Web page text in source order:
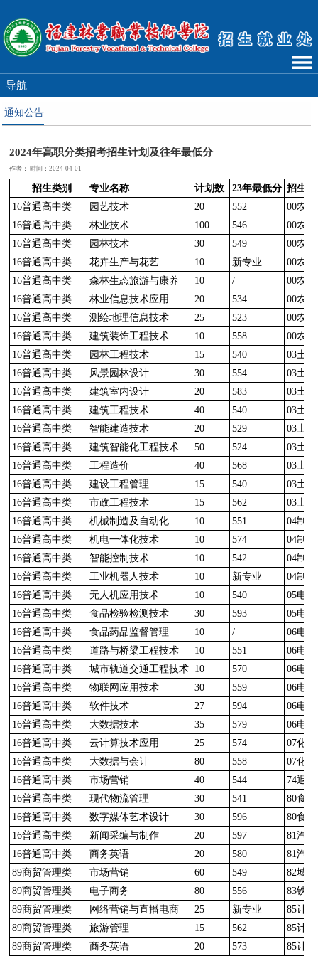
导航
通知公告
2024年高职分类招考招生计划及往年最低分
作者： 时间：2024-04-01
招生类别 专业名称 计划数 23年最低分 招生
16普通高中类
园艺技术 20 552
00农
16普通高中类
林业技术 100 546
00农
16普通高中类
园林技术 30 549
00农
16普通高中类
花卉生产与花艺 10 新专业
00农
16普通高中类
森林生态旅游与康养 10 /
00农
16普通高中类
林业信息技术应用 20 534
00农
16普通高中类
测绘地理信息技术 25 523
00农
16普通高中类
建筑装饰工程技术 10 558
00农
16普通高中类
园林工程技术 15 540
03土
16普通高中类
风景园林设计 30 554
03土
16普通高中类
建筑室内设计 20 583
03土
16普通高中类
建筑工程技术 40 540
03土
16普通高中类
智能建造技术 20 529
03土
16普通高中类
建筑智能化工程技术 50 524
03土
16普通高中类
工程造价 40 568
03土
16普通高中类
建设工程管理 15 540
03土
16普通高中类
市政工程技术 15 562
03土
16普通高中类
机械制造及自动化 10 551
04制
16普通高中类
机电一体化技术 10 574
04制
16普通高中类
智能控制技术 10 542
04制
16普通高中类
工业机器人技术 10 新专业
04制
16普通高中类
无人机应用技术 10 540
05电
16普通高中类
食品检验检测技术 30 593
05电
16普通高中类
食品药品监督管理 10 /
06电
16普通高中类
道路与桥梁工程技术 10 551
06电
16普通高中类
城市轨道交通工程技术 10 570
06电
16普通高中类
物联网应用技术 30 559
06电
16普通高中类
软件技术 27 594
06电
16普通高中类
大数据技术 35 579
06电
16普通高中类
云计算技术应用 25 574
07化
16普通高中类
大数据与会计 80 558
07化
16普通高中类
市场营销 40 544
74退
16普通高中类
现代物流管理 30 541
80食
16普通高中类
数字媒体艺术设计 30 596
80食
16普通高中类
新闻采编与制作 20 597
81汽
16普通高中类
商务英语 20 580
81汽
89商贸管理类
市场营销 60 549
82城
89商贸管理类
电子商务 80 556
83铁
89商贸管理类
网络营销与直播电商 25 新专业
85计
89商贸管理类
旅游管理 15 562
85计
89商贸管理类
商务英语 20 573 85计